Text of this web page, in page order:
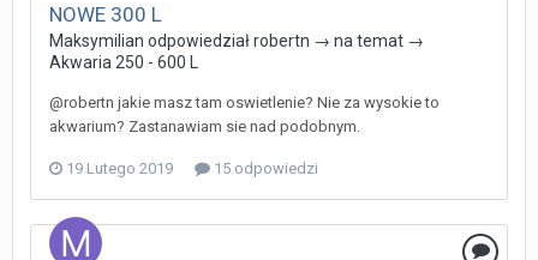
NOWE 300 L
Maksymilian odpowiedziałrobertn → na temat →
Akwaria 250 - 600 L
@robertn jakie masz tam oswietlenie? Nie za wysokie to
akwarium? Zastanawiam sie nad podobnym.
19 Lutego 2019 15 odpowiedzi